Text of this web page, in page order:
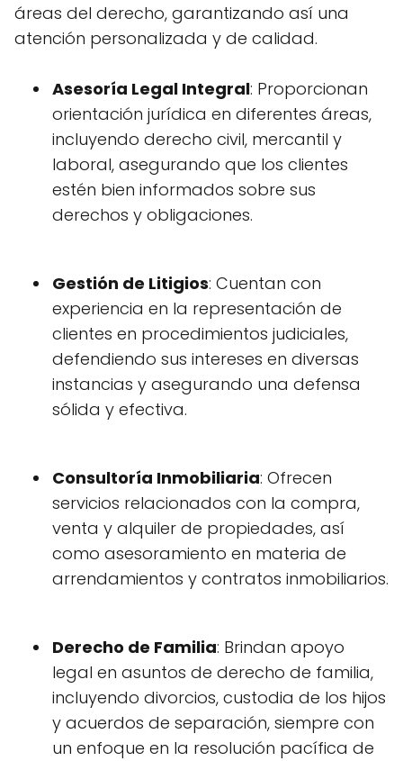
áreas del derecho, garantizando así una
atención personalizada y de calidad.
Asesoría Legal Integral: Proporcionan
orientación jurídica en diferentes áreas,
incluyendo derecho civil, mercantil y
laboral, asegurando que los clientes
estén bien informados sobre sus
derechos y obligaciones.
Gestión de Litigios: Cuentan con
experiencia en la representación de
clientes en procedimientos judiciales,
defendiendo sus intereses en diversas
instancias y asegurando una defensa
sólida y efectiva.
Consultoría Inmobiliaria: Ofrecen
servicios relacionados con la compra,
venta y alquiler de propiedades, así
como asesoramiento en materia de
arrendamientos y contratos inmobiliarios.
Derecho de Familia: Brindan apoyo
legal en asuntos de derecho de familia,
incluyendo divorcios, custodia de los hijos
y acuerdos de separación, siempre con
un enfoque en la resolución pacífica de